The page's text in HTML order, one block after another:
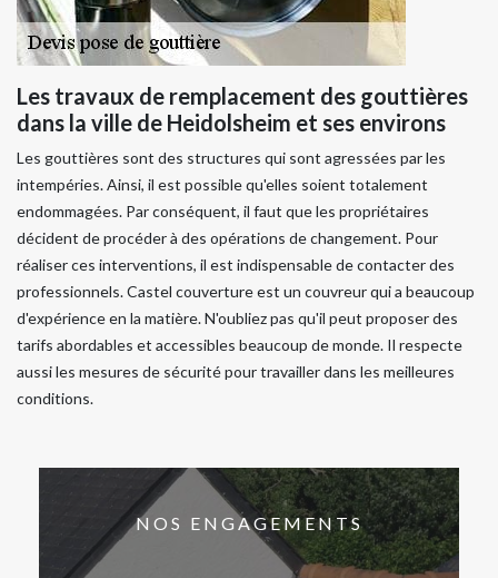
Les travaux de remplacement des gouttières
dans la ville de Heidolsheim et ses environs
Les gouttières sont des structures qui sont agressées par les
intempéries. Ainsi, il est possible qu'elles soient totalement
endommagées. Par conséquent, il faut que les propriétaires
décident de procéder à des opérations de changement. Pour
réaliser ces interventions, il est indispensable de contacter des
professionnels. Castel couverture est un couvreur qui a beaucoup
d'expérience en la matière. N'oubliez pas qu'il peut proposer des
tarifs abordables et accessibles beaucoup de monde. Il respecte
aussi les mesures de sécurité pour travailler dans les meilleures
conditions.
NOS ENGAGEMENTS